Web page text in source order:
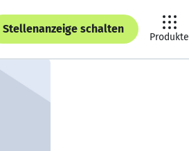
Stellenanzeige schalten
Produkte